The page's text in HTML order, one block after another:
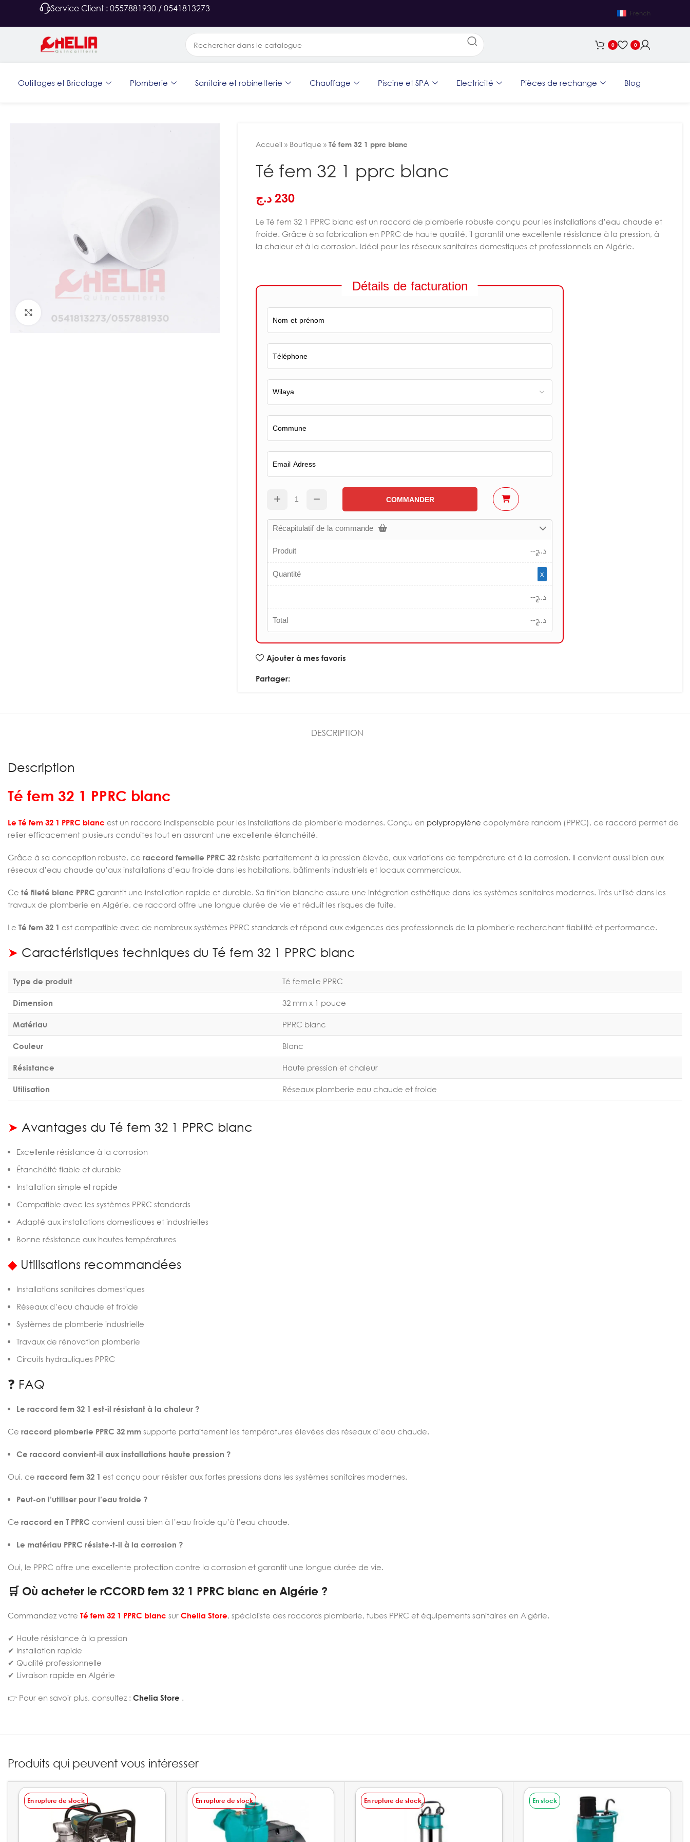
Service Client : 0557881930 / 0541813273 French
0 0
Outillages et Bricolage Plomberie Sanitaire et robinetterie Chauffage Piscine et SPA Electricité Pièces de rechange Blog
Accueil » Boutique » Té fem 32 1 pprc blanc
Té fem 32 1 pprc blanc
230 د.ج
Le Té fem 32 1 PPRC blanc est un raccord de plomberie robuste conçu pour les installations d’eau chaude et
froide. Grâce à sa fabrication en PPRC de haute qualité, il garantit une excellente résistance à la pression, à
la chaleur et à la corrosion. Idéal pour les réseaux sanitaires domestiques et professionnels en Algérie.
Détails de facturation
COMMANDER
Récapitulatif de la commande
Produit
--د.ج
Quantité
x
--د.ج
Total
--د.ج
Ajouter à mes favoris
Partager:
DESCRIPTION
Description
Té fem 32 1 PPRC blanc
Le Té fem 32 1 PPRC blanc est un raccord indispensable pour les installations de plomberie modernes. Conçu en polypropylène copolymère random (PPRC), ce raccord permet de
relier efficacement plusieurs conduites tout en assurant une excellente étanchéité.
Grâce à sa conception robuste, ce raccord femelle PPRC 32 résiste parfaitement à la pression élevée, aux variations de température et à la corrosion. Il convient aussi bien aux
réseaux d’eau chaude qu’aux installations d’eau froide dans les habitations, bâtiments industriels et locaux commerciaux.
Ce té fileté blanc PPRC garantit une installation rapide et durable. Sa finition blanche assure une intégration esthétique dans les systèmes sanitaires modernes. Très utilisé dans les
travaux de plomberie en Algérie, ce raccord offre une longue durée de vie et réduit les risques de fuite.
Le Té fem 32 1 est compatible avec de nombreux systèmes PPRC standards et répond aux exigences des professionnels de la plomberie recherchant fiabilité et performance.
➤ Caractéristiques techniques du Té fem 32 1 PPRC blanc
Type de produit Té femelle PPRC
Dimension 32 mm x 1 pouce
Matériau PPRC blanc
Couleur Blanc
Résistance Haute pression et chaleur
Utilisation Réseaux plomberie eau chaude et froide
➤ Avantages du Té fem 32 1 PPRC blanc
Excellente résistance à la corrosion
Étanchéité fiable et durable
Installation simple et rapide
Compatible avec les systèmes PPRC standards
Adapté aux installations domestiques et industrielles
Bonne résistance aux hautes températures
◆Utilisations recommandées
Installations sanitaires domestiques
Réseaux d’eau chaude et froide
Systèmes de plomberie industrielle
Travaux de rénovation plomberie
Circuits hydrauliques PPRC
❓ FAQ
Le raccord fem 32 1 est-il résistant à la chaleur ?
Ce raccord plomberie PPRC 32 mm supporte parfaitement les températures élevées des réseaux d’eau chaude.
Ce raccord convient-il aux installations haute pression ?
Oui, ce raccord fem 32 1 est conçu pour résister aux fortes pressions dans les systèmes sanitaires modernes.
Peut-on l’utiliser pour l’eau froide ?
Ce raccord en T PPRC convient aussi bien à l’eau froide qu’à l’eau chaude.
Le matériau PPRC résiste-t-il à la corrosion ?
Oui, le PPRC offre une excellente protection contre la corrosion et garantit une longue durée de vie.
🛒 Où acheter le rCCORD fem 32 1 PPRC blanc en Algérie ?
Commandez votre Té fem 32 1 PPRC blanc sur Chelia Store, spécialiste des raccords plomberie, tubes PPRC et équipements sanitaires en Algérie.
✔ Haute résistance à la pression
✔ Installation rapide
✔ Qualité professionnelle
✔ Livraison rapide en Algérie
👉 Pour en savoir plus, consultez : Chelia Store .
Produits qui peuvent vous intéresser
En rupture de stock En rupture de stock En rupture de stock En stock